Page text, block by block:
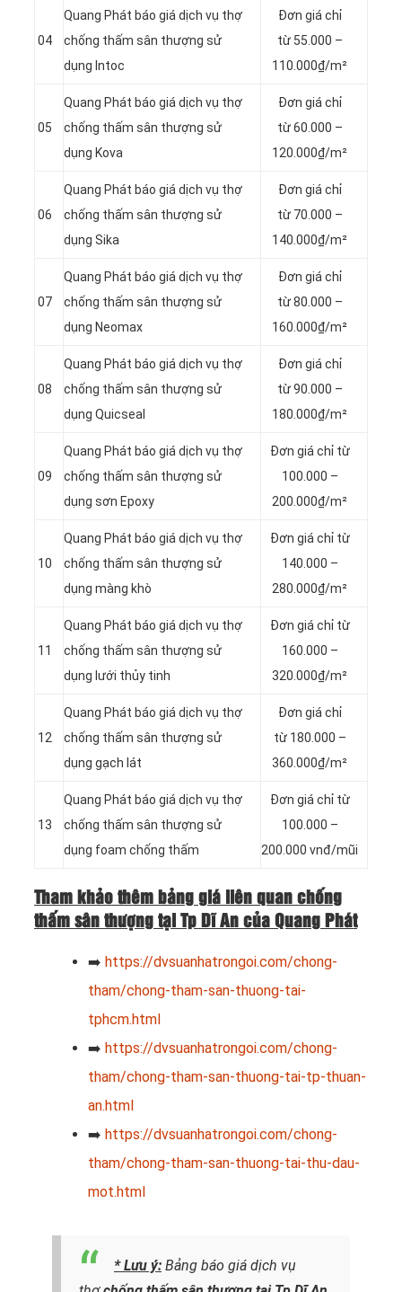
04
Quang Phát báo giá dịch vụ thợ
chống thấm sân thượng sử
dụng Intoc
Đơn giá chỉ
từ 55.000 –
110.000₫/m²
05
Quang Phát báo giá dịch vụ thợ
chống thấm sân thượng sử
dụng Kova
Đơn giá chỉ
từ 60.000 –
120.000₫/m²
06
Quang Phát báo giá dịch vụ thợ
chống thấm sân thượng sử
dụng Sika
Đơn giá chỉ
từ 70.000 –
140.000₫/m²
07
Quang Phát báo giá dịch vụ thợ
chống thấm sân thượng sử
dụng Neomax
Đơn giá chỉ
từ 80.000 –
160.000₫/m²
08
Quang Phát báo giá dịch vụ thợ
chống thấm sân thượng sử
dụng Quicseal
Đơn giá chỉ
từ 90.000 –
180.000₫/m²
09
Quang Phát báo giá dịch vụ thợ
chống thấm sân thượng sử
dụng sơn Epoxy
Đơn giá chỉ từ
100.000 –
200.000₫/m²
10
Quang Phát báo giá dịch vụ thợ
chống thấm sân thượng sử
dụng màng khò
Đơn giá chỉ từ
140.000 –
280.000₫/m²
11
Quang Phát báo giá dịch vụ thợ
chống thấm sân thượng sử
dụng lưới thủy tinh
Đơn giá chỉ từ
160.000 –
320.000₫/m²
12
Quang Phát báo giá dịch vụ thợ
chống thấm sân thượng sử
dụng gạch lát
Đơn giá chỉ
từ 180.000 –
360.000₫/m²
13
Quang Phát báo giá dịch vụ thợ
chống thấm sân thượng sử
dụng foam chống thấm
Đơn giá chỉ từ
100.000 –
200.000 vnđ/mũi
Tham khảo thêm bảng giá liên quan chống
thấm sân thượng tại Tp Dĩ An của Quang Phát
➡️ https://dvsuanhatrongoi.com/chong-
tham/chong-tham-san-thuong-tai-
tphcm.html
➡️ https://dvsuanhatrongoi.com/chong-
tham/chong-tham-san-thuong-tai-tp-thuan-
an.html
➡️ https://dvsuanhatrongoi.com/chong-
tham/chong-tham-san-thuong-tai-thu-dau-
mot.html
* Lưu ý: Bảng báo giá dịch vụ